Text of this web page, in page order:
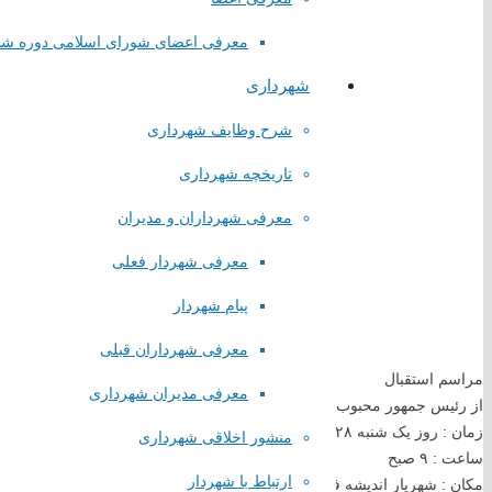
معرفی اعضای شورای اسلامی دوره
شهرداری
شرح وظایف شهرداری
تاریخچه شهرداری
معرفی شهرداران و مدیران
معرفی شهردار فعلی
پیام شهردار
معرفی شهرداران قبلی
معرفی مدیران شهرداری
منشور اخلاقی شهرداری
ارتباط با شهردار
مراسم استقبال
از رئیس جمهور محبوب و مردمی دکتر سید ابراهیم رئیسی
زمان : روز یک شنبه ۱۴۰۲/۸/۲۸
ساعت : ۹ صبح
مکان : شهریار اندیشه فاز ۳ خیابان حضرت ولیعصر سالن ورزشی ایثار ♦️روابط‌عمومی شورای اسلامی و شهرداری صباشهر
یگاه اطلاع رسانی مقام معظم رهبری
استانداری تهران
همیاری شهرداری های تهران
لینک های گروهی